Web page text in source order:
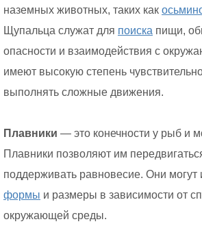
наземных животных, таких как
Щупальца служат для поиска пищи,
опасности и взаимодействия с
имеют высокую степень
выполнять сложные движения.
Плавники — это конечности у рыб и
Плавники позволяют им
поддерживать равновесие. Они могут
формы и размеры в зависимости от
окружающей среды.